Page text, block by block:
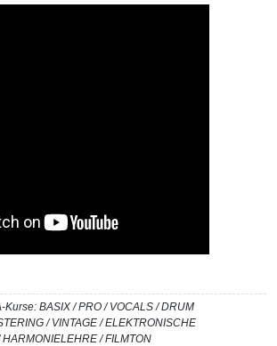
BASIX / PRO / VOCALS / DRUM
/ VINTAGE / ELEKTRONISCHE
/ FILMTON